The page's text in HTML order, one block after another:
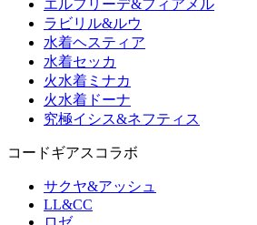
エルフリーデ&フィアメル
ラビリル&ルウ
水着ヘスティア
水着セッカ
火水着ミナカ
火水着ドーナ
究極イシス&ネフティス
コードギアスコラボ
サクヤ&アッシュ
LL&CC
ロゼ